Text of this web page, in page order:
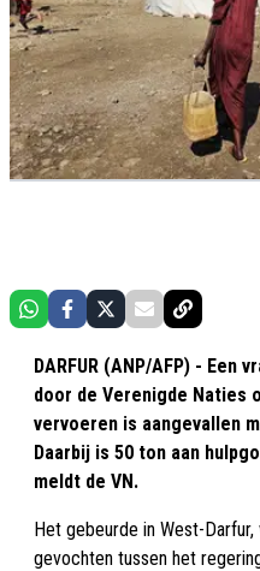
DARFUR (ANP/AFP) - Een
door de Verenigde Naties
vervoeren is aangevallen
Daarbij is 50 ton aan
meldt de VN.
Het gebeurde in West-
gevochten tussen het